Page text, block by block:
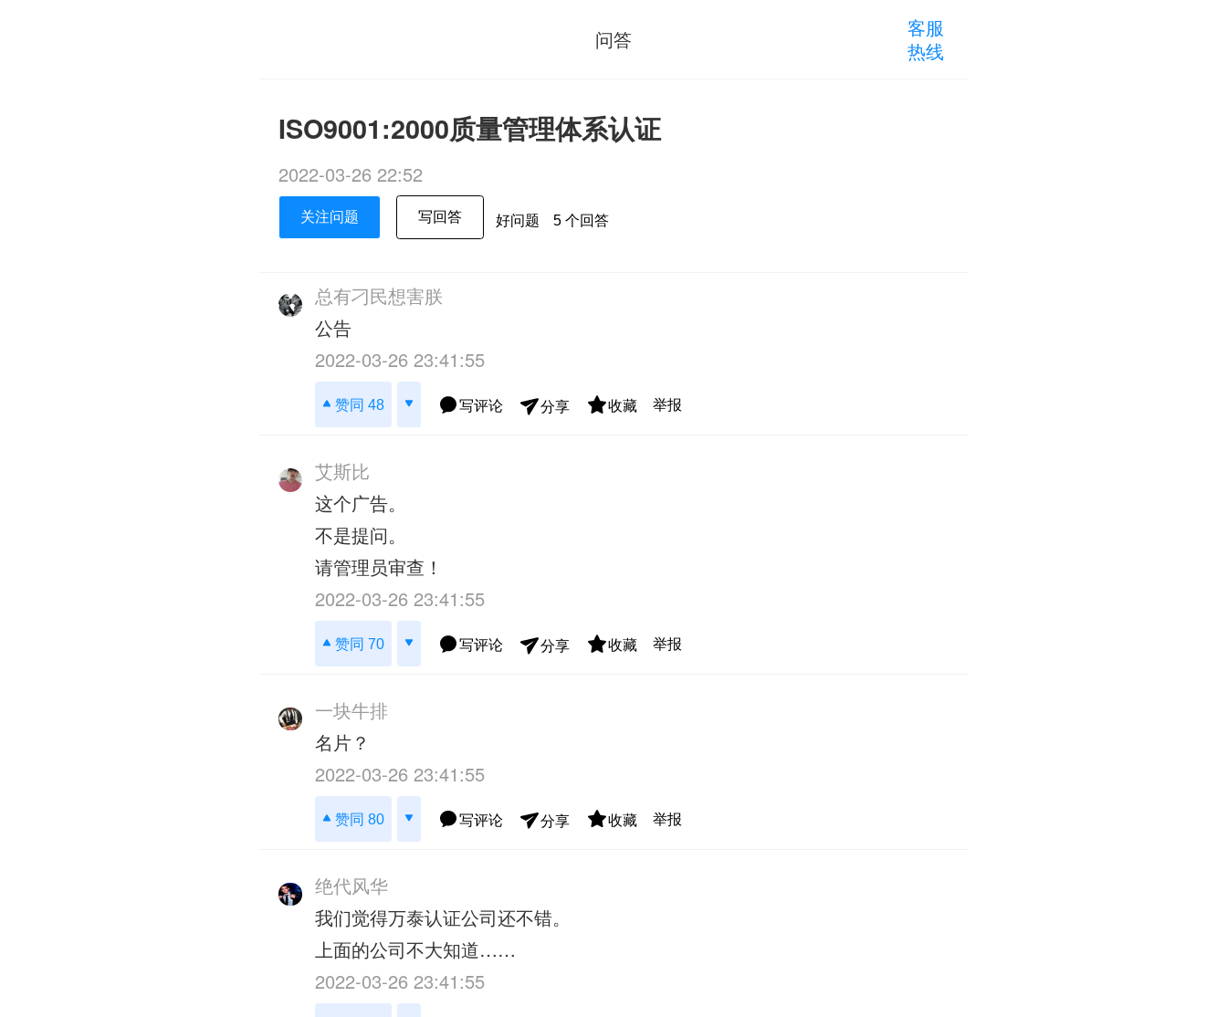
问答
客服
热线
ISO9001:2000质量管理体系认证
2022-03-26 22:52
关注问题 写回答 好问题 5 个回答
总有刁民想害朕
公告
2022-03-26 23:41:55
赞同 48 写评论 分享 收藏 举报
艾斯比
这个广告。
不是提问。
请管理员审查！
2022-03-26 23:41:55
赞同 70 写评论 分享 收藏 举报
一块牛排
名片？
2022-03-26 23:41:55
赞同 80 写评论 分享 收藏 举报
绝代风华
我们觉得万泰认证公司还不错。
上面的公司不大知道……
2022-03-26 23:41:55